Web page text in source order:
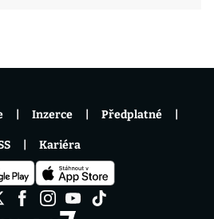
Inzerce Předplatné
Kariéra